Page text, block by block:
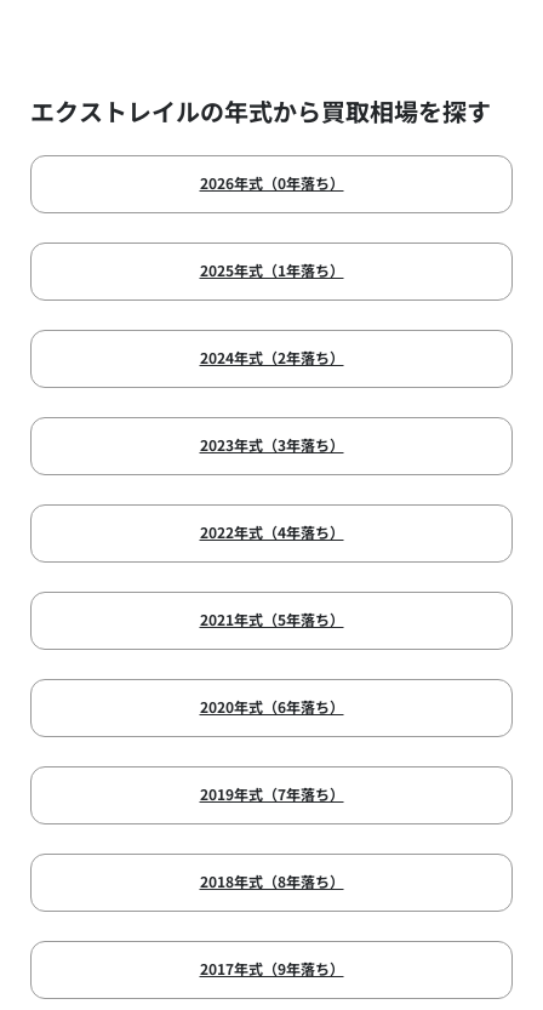
エクストレイルの年式から買取相場を探す
2026年式（0年落ち）
2025年式（1年落ち）
2024年式（2年落ち）
2023年式（3年落ち）
2022年式（4年落ち）
2021年式（5年落ち）
2020年式（6年落ち）
2019年式（7年落ち）
2018年式（8年落ち）
2017年式（9年落ち）